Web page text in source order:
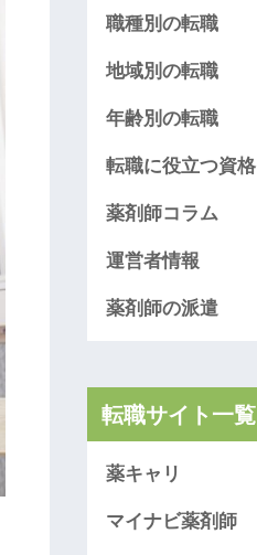
職種別の転職
地域別の転職
年齢別の転職
転職に役立つ資格
薬剤師コラム
運営者情報
薬剤師の派遣
転職サイト一覧
薬キャリ
マイナビ薬剤師